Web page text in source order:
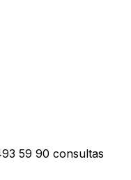
59 90 consultas